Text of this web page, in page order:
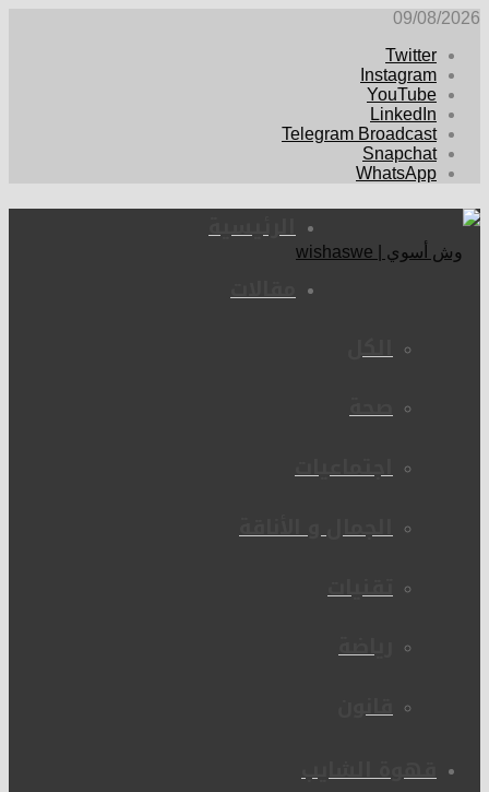
09/08/2026
Twitter
Instagram
YouTube
LinkedIn
Telegram Broadcast
Snapchat
WhatsApp
الرئيسية
مقالات
الكل
صحة
اجتماعيات
الجمال و الأناقة
تقنيات
رياضة
قانون
قهوة الشايب